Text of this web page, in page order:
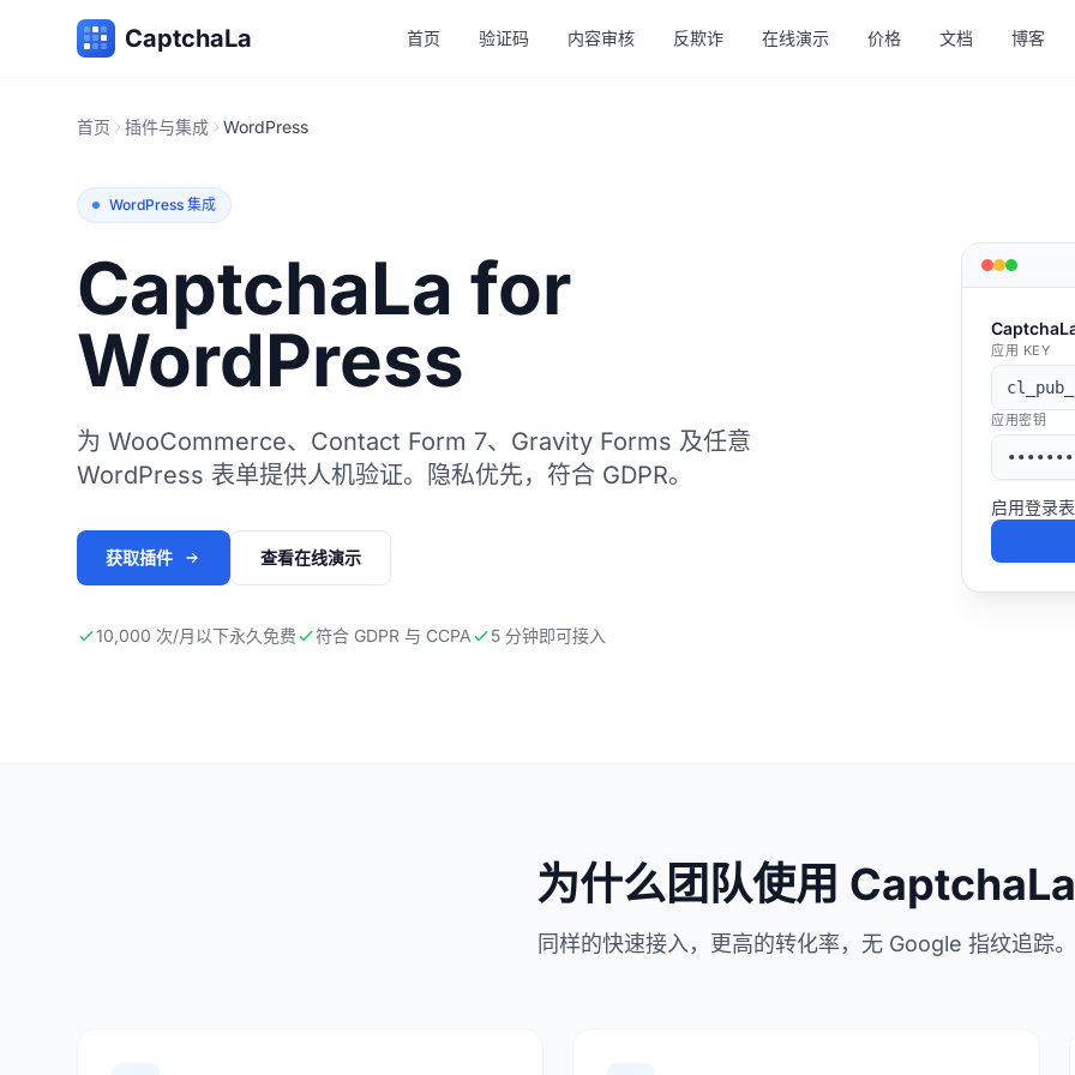
CaptchaLa 首页 验证码 内容审核 反欺诈 在线演示 价格 文档 博客
首页 插件与集成 WordPress
WordPress 集成
CaptchaLa for
WordPress
为 WooCommerce、Contact Form 7、Gravity Forms 及任意
WordPress 表单提供人机验证。隐私优先，符合 GDPR。
获取插件 查看在线演示
10,000 次/月以下永久免费 符合 GDPR 与 CCPA 5 分钟即可接入
应用 KEY
应用密钥
启用登录
为什么团队使用 CaptchaLa
同样的快速接入，更高的转化率，无 Google 指纹追踪。